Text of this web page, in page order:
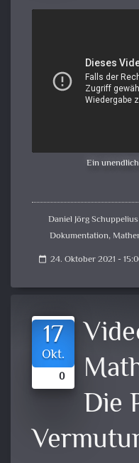
Ein
Daniel Jörg Schuppelius
Dokumentation,
calendar_today 24. Oktober 2021 -
17
Okt.
0
Die